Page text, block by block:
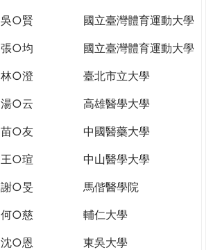
吳○賢
國立臺灣體育運動大學
張○均
國立臺灣體育運動大學
林○澄
臺北市立大學
湯○云
高雄醫學大學
苗○友
中國醫藥大學
王○瑄
中山醫學大學
謝○旻
馬偕醫學院
何○慈
輔仁大學
沈○恩
東吳大學